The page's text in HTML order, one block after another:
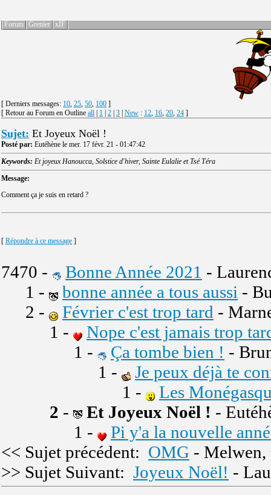
Forum Grenier xIF
[ Derniers messages: 10, 25, 50, 100 ]
[ Retour au Forum en Outline all 1 2 3 New : 12, 16, 20, 24 ]
Sujet: Et Joyeux Noël !
Posté par: Eutéhène le mer. 17 févr. 21 - 01:47:42
Keywords: Et joyeux Hanoucca, Solstice d'hiver, Sainte Eulalie et Tsé Téra
Message:
Comment ça je suis en retard ?
[ Répondre à ce message ]
7470 - Bonne Année 2021 -
1 -
bonne année a tous aussi -
2 -
Février c'est trop tard -
1 -
Nope c'est jamais trop
1 -
Ça tombe bien ! -
1 -
Je peux déjà te
1 -
Les
2 - Et Joyeux Noël ! -
1 -
Pi y'a la nouvelle
<< Sujet précédent: OMG - Melwen,
>> Sujet Suivant: Joyeux Noël! -